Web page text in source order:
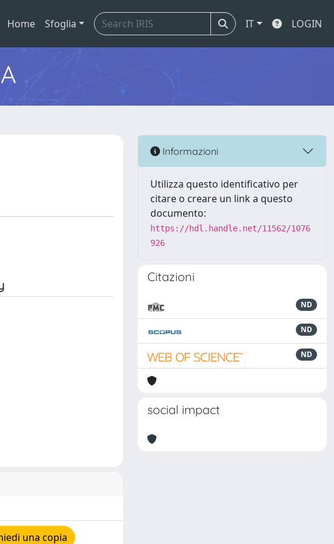
Home Sfoglia IT LOGIN
una copia
Informazioni
Utilizza questo identificativo per
citare o creare un link a questo
documento:
https://hdl.handle.net/11562/1076
926
Citazioni
ND
ND
ND
social impact